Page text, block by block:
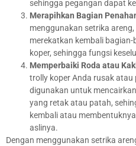
sehingga pegangan dapat
Merapihkan Bagian
menggunakan setrika
merekatkan kembali
koper, sehingga fungsi
Memperbaiki Roda atau
trolly koper Anda rusak
digunakan untuk
yang retak atau patah,
kembali atau
aslinya.
Dengan menggunakan setrika